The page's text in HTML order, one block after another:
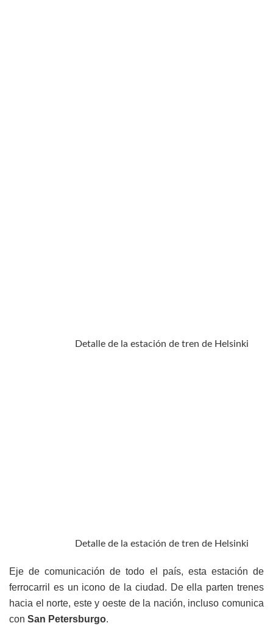
Detalle de la estación de tren de Helsinki
Detalle de la estación de tren de Helsinki
Eje de comunicación de todo el país, esta estación de
ferrocarril es un icono de la ciudad. De ella parten trenes
hacia el norte, este y oeste de la nación, incluso comunica
con San Petersburgo.